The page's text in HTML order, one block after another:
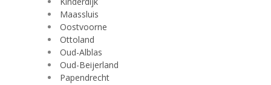
Maassluis
Oostvoorne
Ottoland
Oud-Alblas
Oud-Beijerland
Papendrecht